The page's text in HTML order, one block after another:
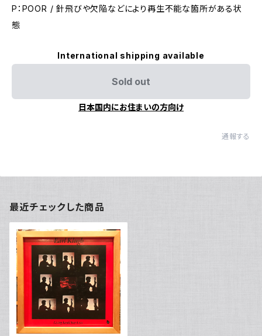
P：POOR / 針飛びや欠陥などにより再生不能な箇所がある状
態
International shipping available
Sold out
日本国内にお住まいの方向け
通報する
最近チェックした商品